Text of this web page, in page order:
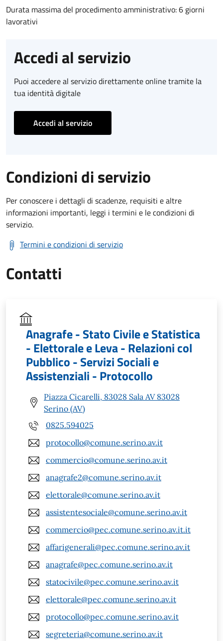
Durata massima del procedimento amministrativo: 6 giorni
lavorativi
Accedi al servizio
Puoi accedere al servizio direttamente online tramite la
tua identità digitale
Accedi al servizio
Condizioni di servizio
Per conoscere i dettagli di scadenze, requisiti e altre
informazioni importanti, leggi i termini e le condizioni di
servizio.
Termini e condizioni di servizio
Contatti
Anagrafe - Stato Civile e Statistica
- Elettorale e Leva - Relazioni col
Pubblico - Servizi Sociali e
Assistenziali - Protocollo
Piazza Cicarelli, 83028 Sala AV 83028
Serino (AV)
0825.594025
protocollo@comune.serino.av.it
commercio@comune.serino.av.it
anagrafe2@comune.serino.av.it
elettorale@comune.serino.av.it
assistentesociale@comune.serino.av.it
commercio@pec.comune.serino.av.it.it
affarigenerali@pec.comune.serino.av.it
anagrafe@pec.comune.serino.av.it
statocivile@pec.comune.serino.av.it
elettorale@pec.comune.serino.av.it
protocollo@pec.comune.serino.av.it
segreteria@comune.serino.av.it